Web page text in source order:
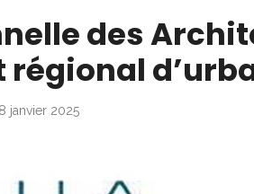
des
janvier 2025